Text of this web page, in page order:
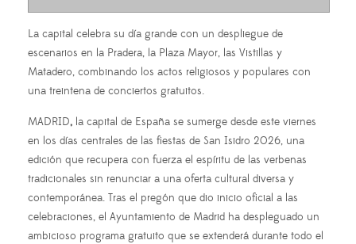
La capital celebra su día grande con un despliegue de
escenarios en la Pradera, la Plaza Mayor, las Vistillas y
Matadero, combinando los actos religiosos y populares con
una treintena de conciertos gratuitos.
MADRID, la capital de España se sumerge desde este viernes
en los días centrales de las fiestas de San Isidro 2026, una
edición que recupera con fuerza el espíritu de las verbenas
tradicionales sin renunciar a una oferta cultural diversa y
contemporánea. Tras el pregón que dio inicio oficial a las
celebraciones, el Ayuntamiento de Madrid ha despleguado un
ambicioso programa gratuito que se extenderá durante todo el